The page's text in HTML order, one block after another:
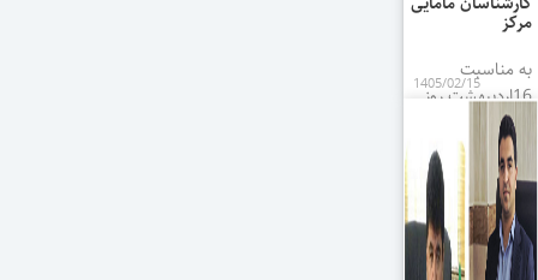
مرکز
به مناسبت
16اردیبهشت روز
جهانی ماما از
کارشناسان مامایی
مرکز تقدیر به عمل
آمد.
1405/02/15